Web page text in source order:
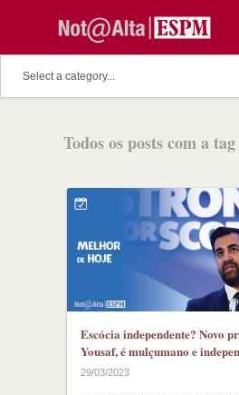
Todos os posts com a
Escócia independente? Novo
Yousaf, é mulçumano e
29/03/2023